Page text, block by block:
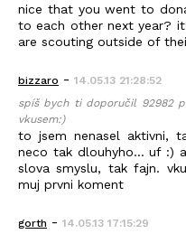
nice that you went to
to each other next year?
are scouting outside of
bizzaro - 14.05.13 21:28:52
spíš bych ti doporučil 92982
vkusem:)
to jsem nenasel aktivni,
neco tak dlouhyho... uf :)
slova smyslu, tak fajn.
muj prvni koment
gorth - 14.05.13 17:15:29